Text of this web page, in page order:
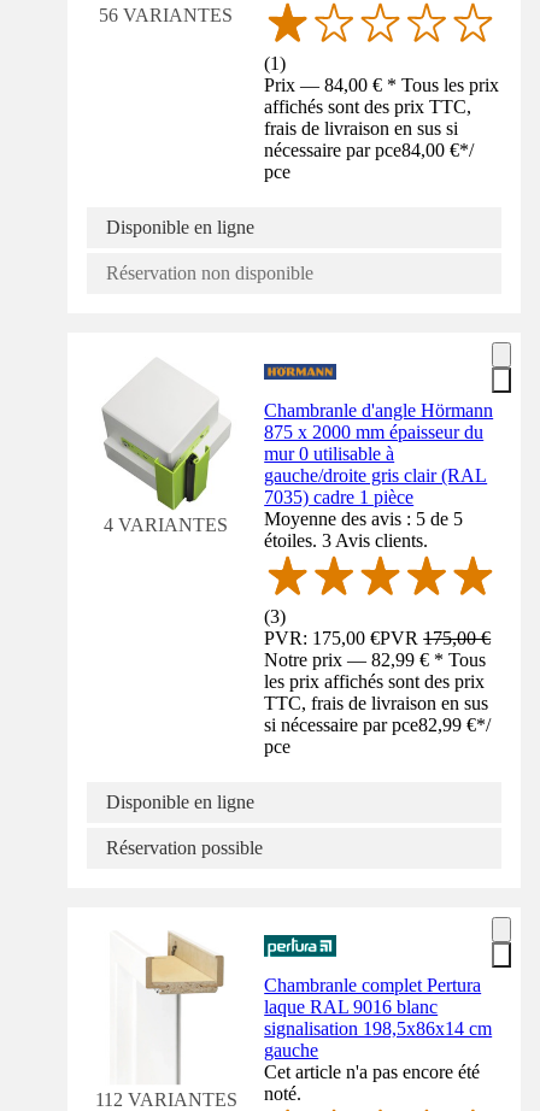
56 VARIANTES
(1)
Prix — 84,00 € * Tous les prix
affichés sont des prix TTC,
frais de livraison en sus si
nécessaire par pce84,00 €*/
pce
Disponible en ligne
Réservation non disponible
4 VARIANTES
Chambranle d'angle Hörmann
875 x 2000 mm épaisseur du
mur 0 utilisable à
gauche/droite gris clair (RAL
7035) cadre 1 pièce
Moyenne des avis : 5 de 5
étoiles. 3 Avis clients.
(3)
PVR: 175,00 €PVR175,00 €
Notre prix — 82,99 € * Tous
les prix affichés sont des prix
TTC, frais de livraison en sus
si nécessaire par pce82,99 €*/
pce
Disponible en ligne
Réservation possible
112 VARIANTES
Chambranle complet Pertura
laque RAL 9016 blanc
signalisation 198,5x86x14 cm
gauche
Cet article n'a pas encore été
noté.